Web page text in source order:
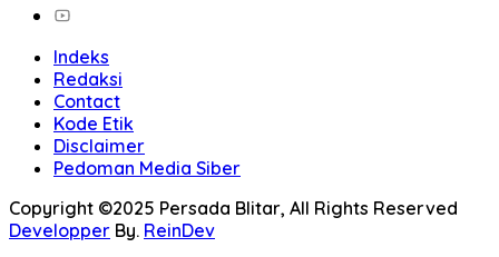
Indeks
Redaksi
Contact
Kode Etik
Disclaimer
Pedoman Media Siber
Copyright ©2025 Persada Blitar, All Rights Reserved
Developper By. ReinDev